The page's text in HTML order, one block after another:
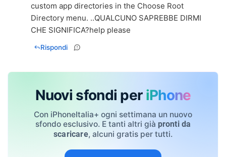
custom app directories in the Choose Root
Directory menu. ..QUALCUNO SAPREBBE DIRMI
CHE SIGNIFICA?help please
Rispondi
Nuovi sfondi per iPhone
Con iPhoneItalia+ ogni settimana un nuovo
sfondo esclusivo. E tanti altri già pronti da
scaricare, alcuni gratis per tutti.